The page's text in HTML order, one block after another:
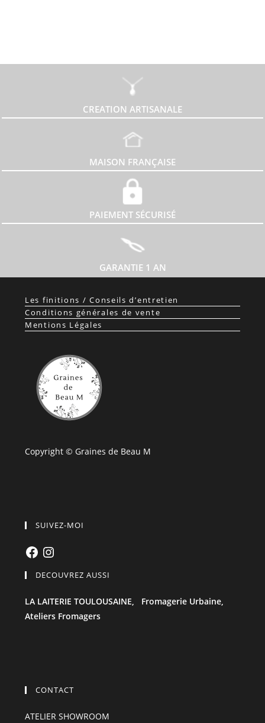
CREATION ARTISANALE
MAISON FRANÇAISE
PAIEMENT SÉCURISÉ
GARANTIE 1 AN
Les finitions / Conseils d’entretien
Conditions générales de vente
Mentions Légales
Copyright © Graines de Beau M
SUIVEZ-MOI
FacebookInstagram
DECOUVREZ AUSSI
LA LAITERIE TOULOUSAINE, Fromagerie Urbaine,
Ateliers Fromagers
CONTACT
ATELIER SHOWROOM